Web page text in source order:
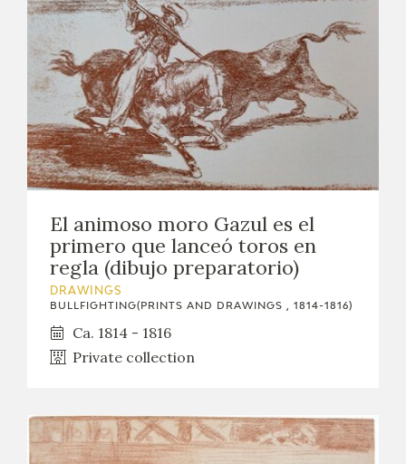
El animoso moro Gazul es el
primero que lanceó toros en
regla (dibujo preparatorio)
DRAWINGS
BULLFIGHTING(PRINTS AND DRAWINGS , 1814-1816)
Ca. 1814 - 1816
Private collection